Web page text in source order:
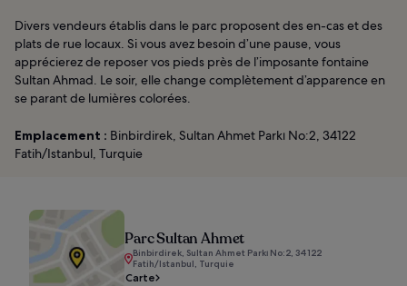
Divers vendeurs établis dans le parc proposent des en-cas et des
plats de rue locaux. Si vous avez besoin d’une pause, vous
apprécierez de reposer vos pieds près de l’imposante fontaine
Sultan Ahmad. Le soir, elle change complètement d’apparence en
se parant de lumières colorées.
Emplacement : Binbirdirek, Sultan Ahmet Parkı No:2, 34122
Fatih/Istanbul, Turquie
Parc Sultan Ahmet
Binbirdirek, Sultan Ahmet Parkı No:2, 34122
Fatih/Istanbul, Turquie
Carte